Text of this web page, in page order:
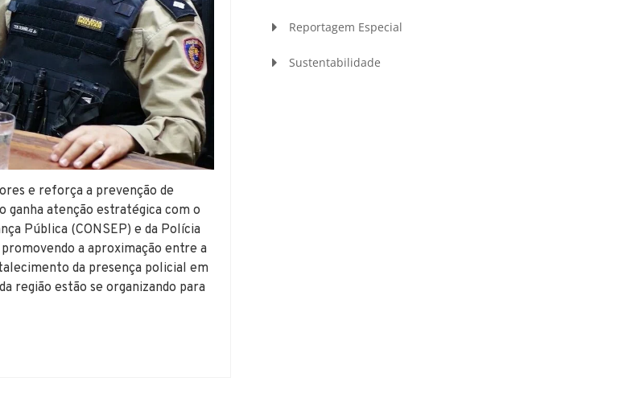
e reforça a prevenção de
ganha atenção estratégica com o
Pública (CONSEP) e da Polícia
a aproximação entre a
da presença policial em
região estão se organizando para
Reportagem Especial
Sustentabilidade